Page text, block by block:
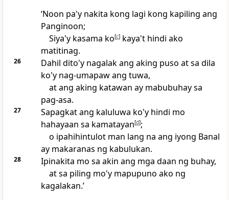
‘Noon pa'y nakita kong lagi kong kapiling ang
Panginoon;
Siya'y kasama ko[c]kaya't hindi ako
matitinag.
26
Dahil dito'y nagalak ang aking puso at sa dila
ko'y nag-umapaw ang tuwa,
at ang aking katawan ay mabubuhay sa
pag-asa.
27
Sapagkat ang kaluluwa ko'y hindi mo
hahayaan sa kamatayan[d];
o ipahihintulot man lang na ang iyong Banal
ay makaranas ng kabulukan.
28
Ipinakita mo sa akin ang mga daan ng buhay,
at sa piling mo'y mapupuno ako ng
kagalakan.’